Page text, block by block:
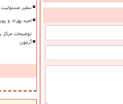
سفیر مسئولیت
امید بهزاد و
توضیحات مرکز
آزمون